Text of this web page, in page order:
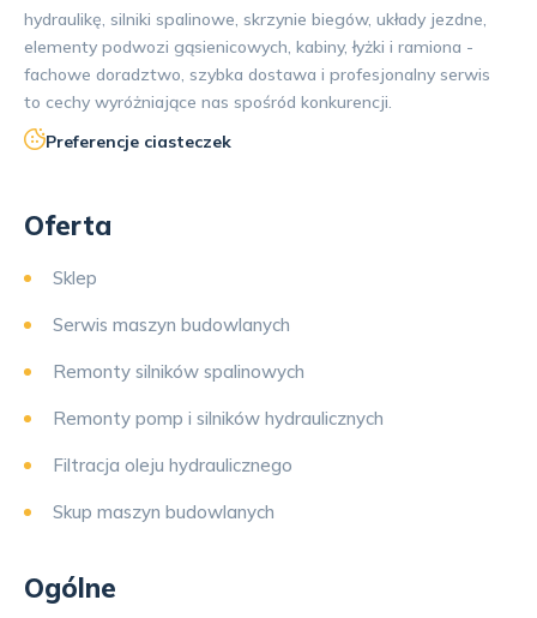
hydraulikę, silniki spalinowe, skrzynie biegów, układy jezdne,
elementy podwozi gąsienicowych, kabiny, łyżki i ramiona -
fachowe doradztwo, szybka dostawa i profesjonalny serwis
to cechy wyróżniające nas spośród konkurencji.
Preferencje ciasteczek
Oferta
Sklep
Serwis maszyn budowlanych
Remonty silników spalinowych
Remonty pomp i silników hydraulicznych
Filtracja oleju hydraulicznego
Skup maszyn budowlanych
Ogólne